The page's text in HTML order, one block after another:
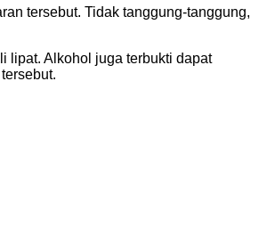
tersebut. Tidak tanggung-tanggung,
lipat. Alkohol juga terbukti dapat